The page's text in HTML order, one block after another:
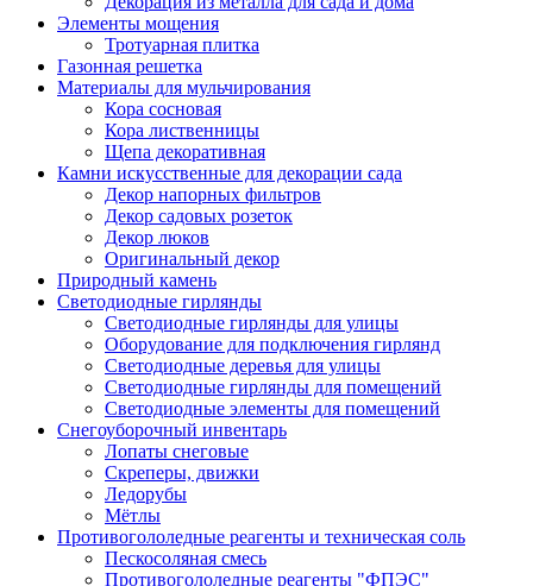
Элементы мощения
Тротуарная плитка
Газонная решетка
Материалы для мульчирования
Кора сосновая
Кора лиственницы
Щепа декоративная
Камни искусственные для декорации сада
Декор напорных фильтров
Декор садовых розеток
Декор люков
Оригинальный декор
Природный камень
Светодиодные гирлянды
Светодиодные гирлянды для улицы
Оборудование для подключения гирлянд
Светодиодные деревья для улицы
Светодиодные гирлянды для помещений
Светодиодные элементы для помещений
Снегоуборочный инвентарь
Лопаты снеговые
Скреперы, движки
Ледорубы
Мётлы
Противогололедные реагенты и техническая соль
Пескосоляная смесь
Противогололедные реагенты "ФПЭС"